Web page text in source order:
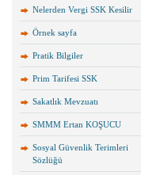
Nelerden Vergi SSK Kesilir
Örnek sayfa
Pratik Bilgiler
Prim Tarifesi SSK
Sakatlık Mevzuatı
SMMM Ertan KOŞUCU
Sosyal Güvenlik Terimleri
Sözlüğü